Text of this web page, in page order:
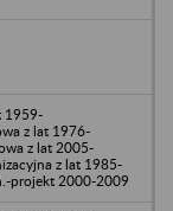
1959-
z lat 1976-
z lat 2005-
z lat 1985-
projekt 2000-2009